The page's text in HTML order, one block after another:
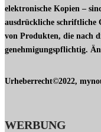
elektronische Kopien –
ausdrückliche schriftliche
von Produkten, die nach
genehmigungspflichtig.
Urheberrecht©2022,
WERBUNG